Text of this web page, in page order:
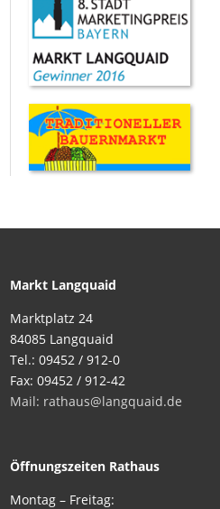
Markt Langquaid
Marktplatz 24
84085 Langquaid
Tel.: 09452 / 912-0
Fax: 09452 / 912-42
Mail: rathaus@langquaid.de
Öffnungszeiten Rathaus
Montag – Freitag: